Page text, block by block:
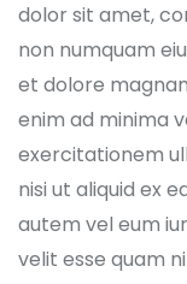
dolor sit amet,
non numquam
et dolore
enim ad minima
exercitationem
nisi ut aliquid ex
autem vel eum
velit esse quam